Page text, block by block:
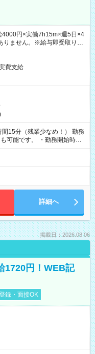
円×実働7h15m×週5日×4
ません。※給与即受取りサ
費支給
15分（残業少なめ！） 勤務
可能です。 ・勤務開始時
16:00～17:15 ・実働
詳細へ
掲載日：2026.08.06
1720円！WEB記
録・面接OK